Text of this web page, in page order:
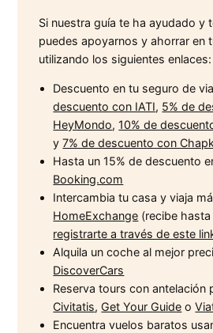
Si nuestra guía te ha ayudado y
puedes apoyarnos y ahorrar en
utilizando los siguientes enlaces:
Descuento en tu seguro de
descuento con IATI, 5% de
HeyMondo, 10% de
y7% de descuento con
Hasta un 15% de descuento
Booking.com
Intercambia tu casa y viaja
HomeExchange (recibe
registrarte a través de este
Alquila un coche al mejor
DiscoverCars
Reserva tours con antelación
Civitatis,Get Your Guide o
Encuentra vuelos baratos